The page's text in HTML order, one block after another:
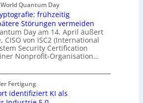
Quantum Day
frühzeitig
Störungen vermeiden
Day am 14. April äußert
CISO von ISC2 (International
Security Certification
Nonprofit-Organisation…
Fertigung
identifiziert KI als